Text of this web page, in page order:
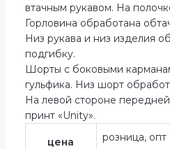
втачным рукавом. На
Горловина обработана
Низ рукава и низ изделия
подгибку.
Шорты с боковыми
гульфика. Низ шорт
На левой стороне
принт «Unity».
цена розница, опт